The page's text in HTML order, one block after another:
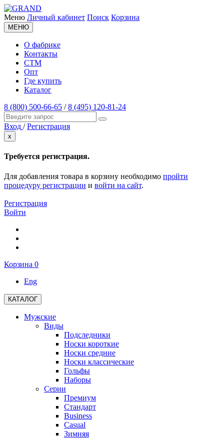
Меню Личный кабинет Поиск Корзина
МЕНЮ
О фабрике
Контакты
СТМ
Опт
Где купить
Каталог
8 (800) 500-66-65 /8 (495) 120-81-24
Вход / Регистрация
x
Требуется регистрация.
Для добавления товара в корзину необходимо пройти
процедуру регистрации и войти на сайт.
Регистрация
Войти
Корзина 0
Eng
КАТАЛОГ
Мужские
Виды
Подследники
Носки короткие
Носки средние
Носки классические
Гольфы
Наборы
Серии
Премиум
Стандарт
Business
Casual
Зимняя